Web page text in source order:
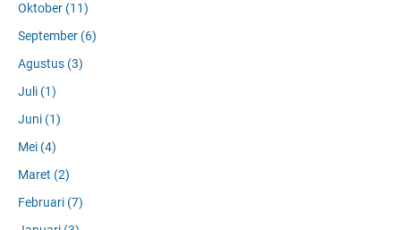
Oktober (11)
September (6)
Agustus (3)
Juli (1)
Juni (1)
Mei (4)
Maret (2)
Februari (7)